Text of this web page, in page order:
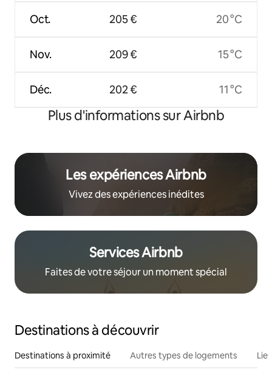
Oct.
Nov.
Déc.
205 €
209 €
202 €
20 °C
15 °C
11 °C
Plus d'informations sur Airbnb
Les expériences Airbnb
Vivez des expériences inédites
Services Airbnb
Faites de votre séjour un moment spécial
Destinations à découvrir
Destinations à proximité Autres types de logements